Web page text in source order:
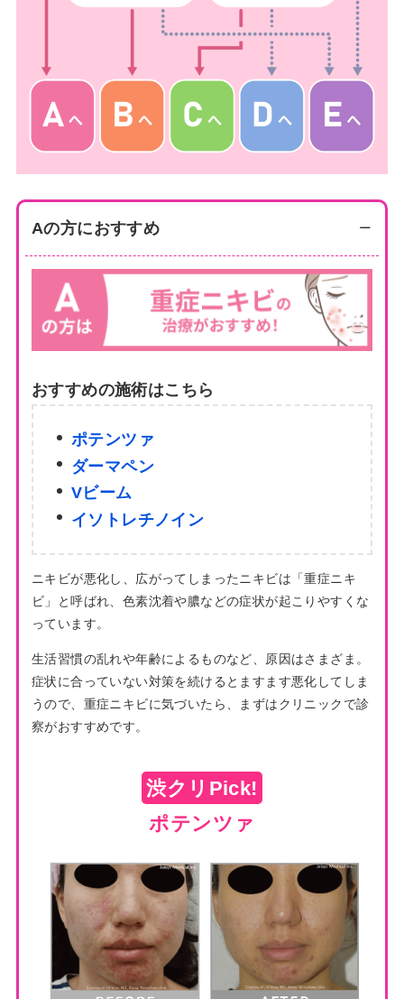
Aの方におすすめ
おすすめの施術はこちら
ポテンツァ
ダーマペン
Vビーム
イソトレチノイン
ニキビが悪化し、広がってしまったニキビは「重症ニキ
ビ」と呼ばれ、色素沈着や膿などの症状が起こりやすくな
っています。
生活習慣の乱れや年齢によるものなど、原因はさまざま。
症状に合っていない対策を続けるとますます悪化してしま
うので、重症ニキビに気づいたら、まずはクリニックで診
察がおすすめです。
渋クリPick!
ポテンツァ